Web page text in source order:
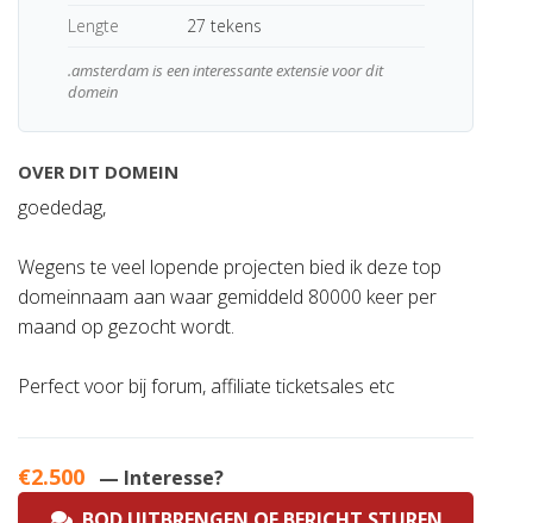
Lengte
27 tekens
.amsterdam is een interessante extensie voor dit
domein
OVER DIT DOMEIN
goededag,
Wegens te veel lopende projecten bied ik deze top
domeinnaam aan waar gemiddeld 80000 keer per
maand op gezocht wordt.
Perfect voor bij forum, affiliate ticketsales etc
€2.500 — Interesse?